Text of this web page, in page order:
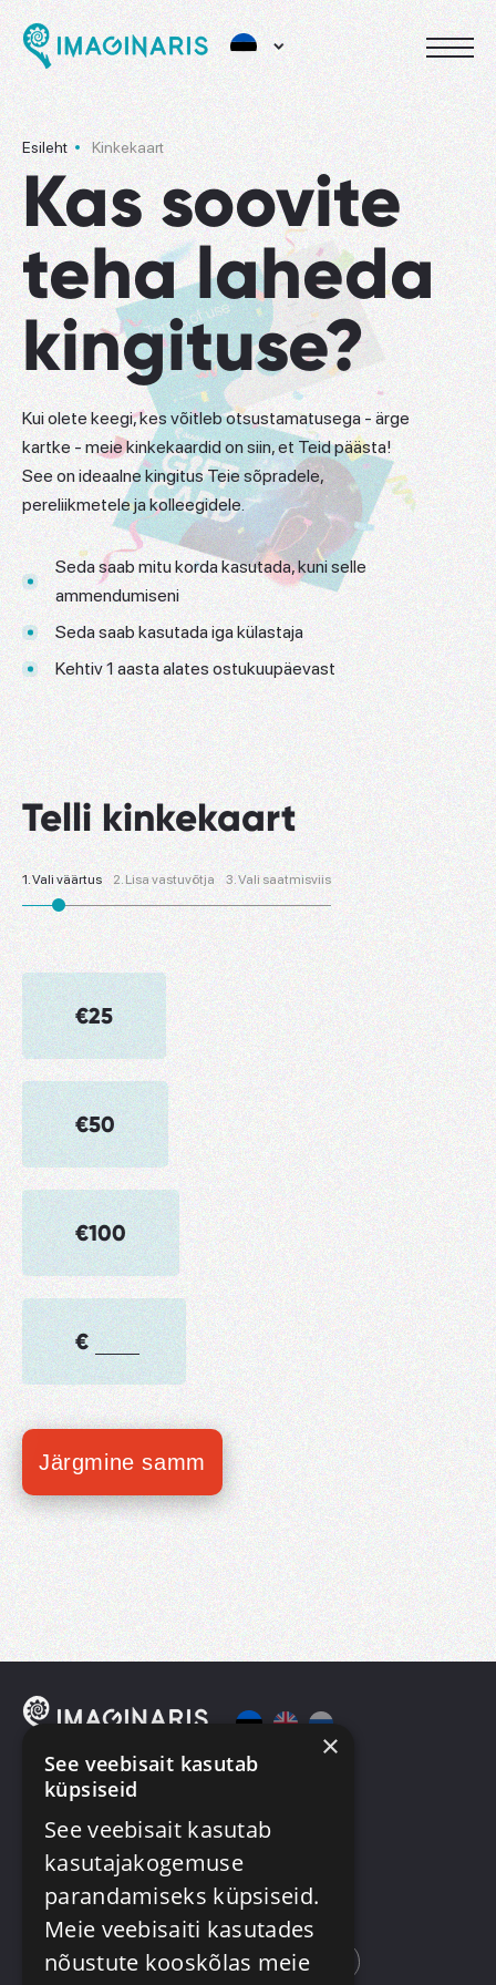
Esileht Kinkekaart
Kas soovite
teha laheda
kingituse?
Kui olete keegi, kes võitleb otsustamatusega - ärge
kartke - meie kinkekaardid on siin, et Teid päästa!
See on ideaalne kingitus Teie sõpradele,
pereliikmetele ja kolleegidele.
Seda saab mitu korda kasutada, kuni selle
ammendumiseni
Seda saab kasutada iga külastaja
Kehtiv 1 aasta alates ostukuupäevast
Telli kinkekaart
1.Vali väärtus 2.Lisa vastuvõtja 3.Vali saatmisviis
€25
€50
€100
€
Järgmine samm
Kinkekaart
Üritused
Meist
Kontakt
×
See veebisait kasutab
küpsiseid
See veebisait kasutab
kasutajakogemuse
parandamiseks küpsiseid.
Meie veebisaiti kasutades
nõustute kooskõlas meie